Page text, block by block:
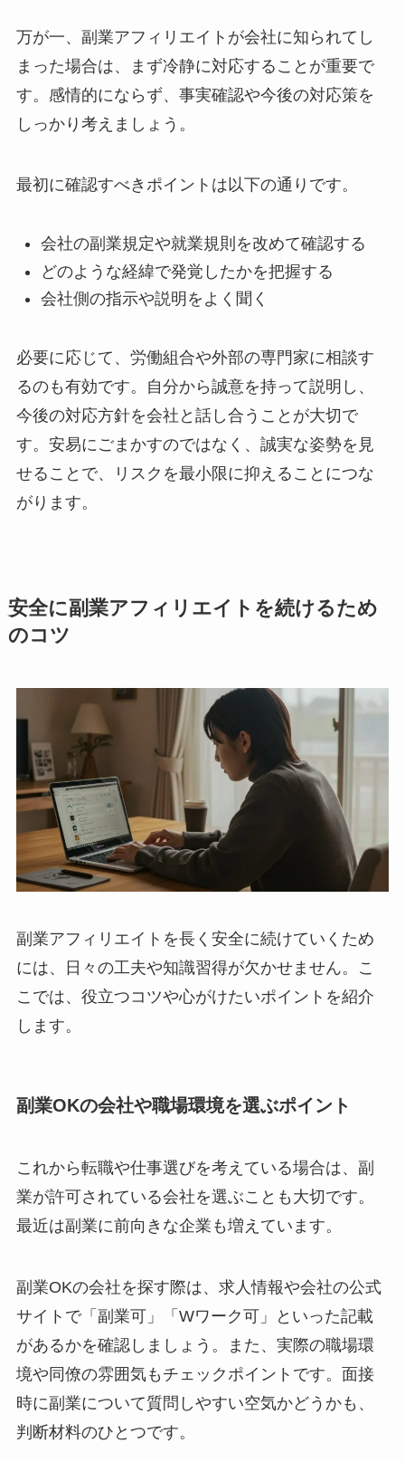
万が一、副業アフィリエイトが会社に知られてし
まった場合は、まず冷静に対応することが重要で
す。感情的にならず、事実確認や今後の対応策を
しっかり考えましょう。
最初に確認すべきポイントは以下の通りです。
会社の副業規定や就業規則を改めて確認する
どのような経緯で発覚したかを把握する
会社側の指示や説明をよく聞く
必要に応じて、労働組合や外部の専門家に相談す
るのも有効です。自分から誠意を持って説明し、
今後の対応方針を会社と話し合うことが大切で
す。安易にごまかすのではなく、誠実な姿勢を見
せることで、リスクを最小限に抑えることにつな
がります。
安全に副業アフィリエイトを続けるため
のコツ
副業アフィリエイトを長く安全に続けていくため
には、日々の工夫や知識習得が欠かせません。こ
こでは、役立つコツや心がけたいポイントを紹介
します。
副業OKの会社や職場環境を選ぶポイント
これから転職や仕事選びを考えている場合は、副
業が許可されている会社を選ぶことも大切です。
最近は副業に前向きな企業も増えています。
副業OKの会社を探す際は、求人情報や会社の公式
サイトで「副業可」「Wワーク可」といった記載
があるかを確認しましょう。また、実際の職場環
境や同僚の雰囲気もチェックポイントです。面接
時に副業について質問しやすい空気かどうかも、
判断材料のひとつです。